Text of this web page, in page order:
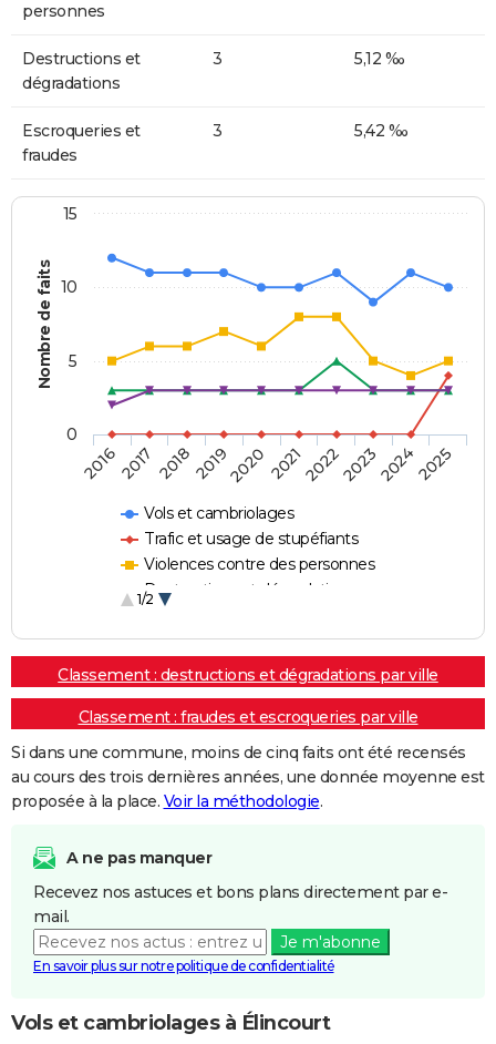
personnes
Destructions et
dégradations
3 5,12 ‰
Escroqueries et
fraudes
3 5,42 ‰
Nombre de faits
Vols et cambriolages
Trafic et usage de stupéfiants
Violences contre des personnes
Destructions et dégradations
1/2
20162017 20182019202020212022202320242025
0
5
10
15
Classement : destructions et dégradations par ville
Classement : fraudes et escroqueries par ville
Si dans une commune, moins de cinq faits ont été recensés
au cours des trois dernières années, une donnée moyenne est
proposée à la place. Voir la méthodologie.
A ne pas manquer
Recevez nos astuces et bons plans directement par e-
mail.
Je m'abonne
En savoir plus sur notre politique de confidentialité
Vols et cambriolages à Élincourt